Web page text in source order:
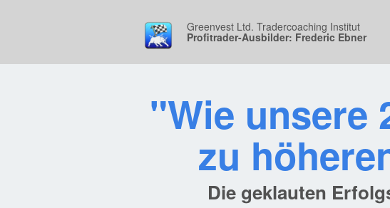
Greenvest Ltd. Tradercoaching Institut
Profitrader-Ausbilder: Frederic Ebner
"Wie unsere
zu
Die geklauten